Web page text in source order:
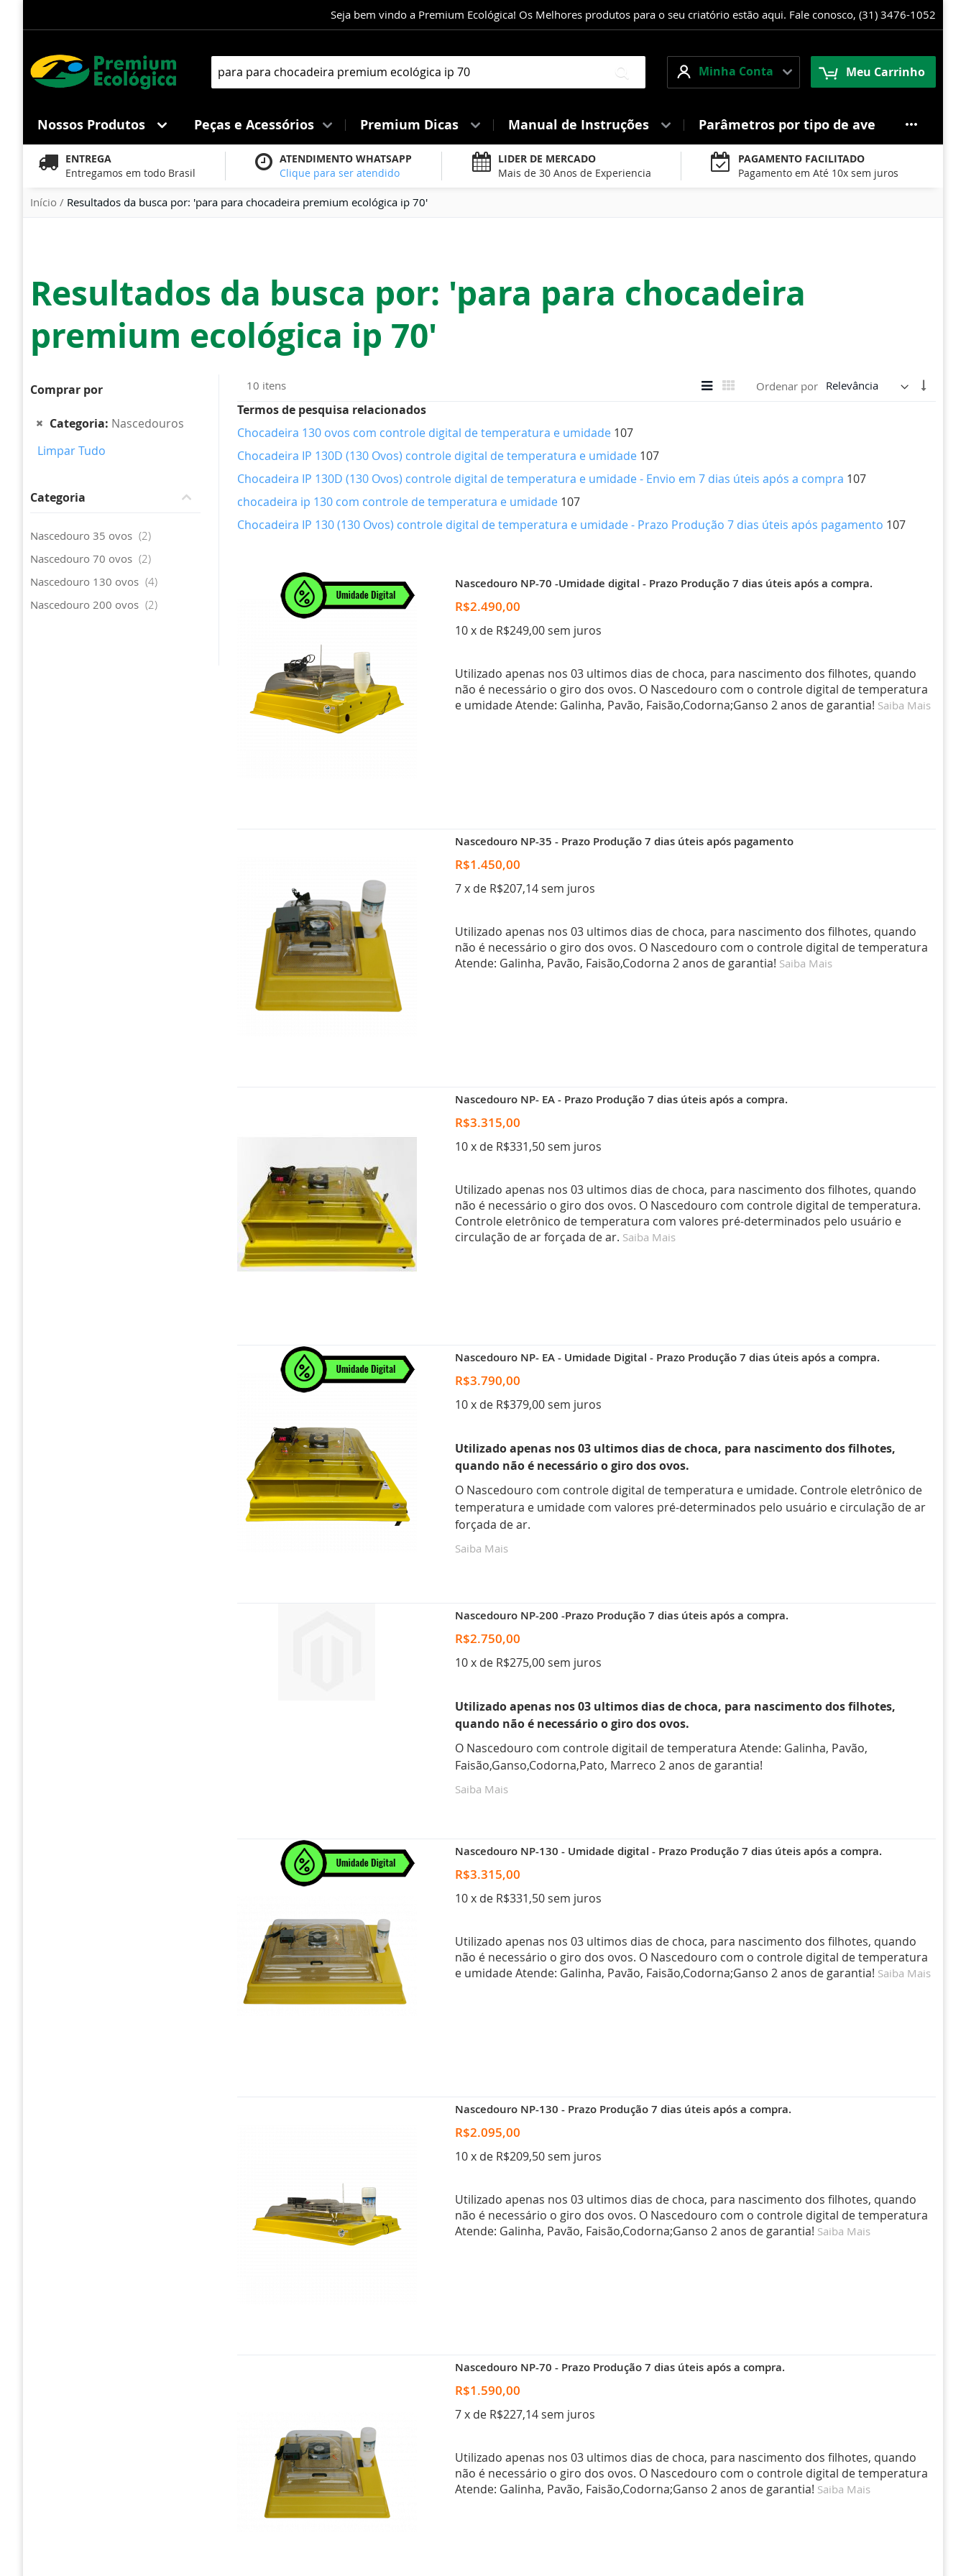
para
conteúdo
Seja bem vindo a Premium Ecológica! Os Melhores produtos para o seu criatório estão aqui. Fale conosco, (31) 3476-1052
Meu Carrinho
Minha
Conta
Minha Conta
Pesquisa
Pesquisa
Nossos Produtos Peças e Acessórios Premium Dicas Manual de Instruções Parâmetros por tipo de ave
ENTREGA
Entregamos em todo Brasil
ATENDIMENTO WHATSAPP
Clique para ser atendido
LIDER DE MERCADO
Mais de 30 Anos de Experiencia
PAGAMENTO FACILITADO
Pagamento em Até 10x sem juros
Início Resultados da busca por: 'para para chocadeira premium ecológica ip 70'
Resultados da busca por: 'para para chocadeira
premium ecológica ip 70'
Ver
ListaGrade
10 itens Ordenar por
Termos de pesquisa relacionados
Chocadeira 130 ovos com controle digital de temperatura e umidade 107
Chocadeira IP 130D (130 Ovos) controle digital de temperatura e umidade 107
Chocadeira IP 130D (130 Ovos) controle digital de temperatura e umidade - Envio em 7 dias úteis após a compra 107
chocadeira ip 130 com controle de temperatura e umidade 107
Chocadeira IP 130 (130 Ovos) controle digital de temperatura e umidade - Prazo Produção 7 dias úteis após pagamento 107
Nascedouro NP-70 -Umidade digital - Prazo Produção 7 dias úteis após a compra.
R$2.490,00
10 x de R$249,00 sem juros
Utilizado apenas nos 03 ultimos dias de choca, para nascimento dos filhotes, quando
não é necessário o giro dos ovos. O Nascedouro com o controle digital de temperatura
e umidade Atende: Galinha, Pavão, Faisão,Codorna;Ganso 2 anos de garantia! Saiba Mais
Nascedouro NP-35 - Prazo Produção 7 dias úteis após pagamento
R$1.450,00
7 x de R$207,14 sem juros
Utilizado apenas nos 03 ultimos dias de choca, para nascimento dos filhotes, quando
não é necessário o giro dos ovos. O Nascedouro com o controle digital de temperatura
Atende: Galinha, Pavão, Faisão,Codorna 2 anos de garantia! Saiba Mais
Nascedouro NP- EA - Prazo Produção 7 dias úteis após a compra.
R$3.315,00
10 x de R$331,50 sem juros
Utilizado apenas nos 03 ultimos dias de choca, para nascimento dos filhotes, quando
não é necessário o giro dos ovos. O Nascedouro com controle digital de temperatura.
Controle eletrônico de temperatura com valores pré-determinados pelo usuário e
circulação de ar forçada de ar. Saiba Mais
Nascedouro NP- EA - Umidade Digital - Prazo Produção 7 dias úteis após a compra.
R$3.790,00
10 x de R$379,00 sem juros
Utilizado apenas nos 03 ultimos dias de choca, para nascimento dos filhotes,
quando não é necessário o giro dos ovos.
O Nascedouro com controle digital de temperatura e umidade. Controle eletrônico de
temperatura e umidade com valores pré-determinados pelo usuário e circulação de ar
forçada de ar.
Saiba Mais
Nascedouro NP-200 -Prazo Produção 7 dias úteis após a compra.
R$2.750,00
10 x de R$275,00 sem juros
Utilizado apenas nos 03 ultimos dias de choca, para nascimento dos filhotes,
quando não é necessário o giro dos ovos.
O Nascedouro com controle digitail de temperatura Atende: Galinha, Pavão,
Faisão,Ganso,Codorna,Pato, Marreco 2 anos de garantia!
Saiba Mais
Nascedouro NP-130 - Umidade digital - Prazo Produção 7 dias úteis após a compra.
R$3.315,00
10 x de R$331,50 sem juros
Utilizado apenas nos 03 ultimos dias de choca, para nascimento dos filhotes, quando
não é necessário o giro dos ovos. O Nascedouro com o controle digital de temperatura
e umidade Atende: Galinha, Pavão, Faisão,Codorna;Ganso 2 anos de garantia! Saiba Mais
Nascedouro NP-130 - Prazo Produção 7 dias úteis após a compra.
R$2.095,00
10 x de R$209,50 sem juros
Utilizado apenas nos 03 ultimos dias de choca, para nascimento dos filhotes, quando
não é necessário o giro dos ovos. O Nascedouro com o controle digital de temperatura
Atende: Galinha, Pavão, Faisão,Codorna;Ganso 2 anos de garantia! Saiba Mais
Nascedouro NP-70 - Prazo Produção 7 dias úteis após a compra.
R$1.590,00
7 x de R$227,14 sem juros
Utilizado apenas nos 03 ultimos dias de choca, para nascimento dos filhotes, quando
não é necessário o giro dos ovos. O Nascedouro com o controle digital de temperatura
Atende: Galinha, Pavão, Faisão,Codorna;Ganso 2 anos de garantia! Saiba Mais
Comprar por
Categoria Nascedouros
Remover
Item
Limpar Tudo
Categoria
Nascedouro 35 ovos 2artigo
Nascedouro 70 ovos
2artigo
Nascedouro 130 ovos
4artigo
Nascedouro 200 ovos
2artigo